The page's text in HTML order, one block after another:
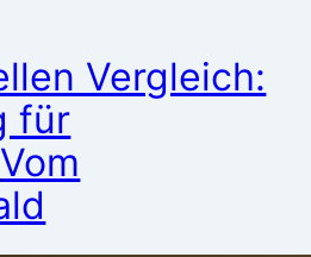
Vergleich:
für